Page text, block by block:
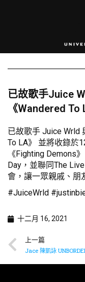
已故歌手Juice
《Wandered To
已故歌手 Juice Wrld
To LA》 並將收錄於
《Fighting Demons
Day，並聯同The
會，讓一眾親戚、朋
#JuiceWrld
十二月 16, 2021
上一篇